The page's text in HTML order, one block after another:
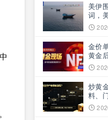
美伊
词，
坚称
决于
金价
黄金
炒黄
料、